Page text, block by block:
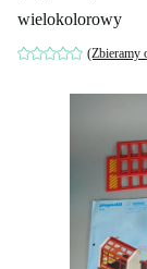
wielokolorowy
(Zbieramy